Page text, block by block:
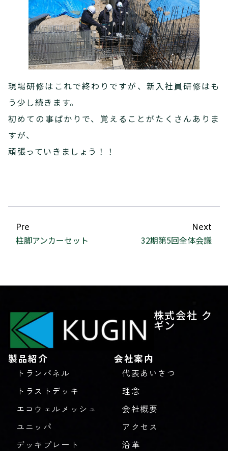
現場研修はこれで終わりですが、新入社員研修はも
う少し続きます。
初めての事ばかりで、覚えることがたくさんありま
すが、
頑張っていきましょう！！
Pre
柱脚アンカーセット
Next
32期第5回全体会議
株式会社 ク
ギン
製品紹介
トランパネル
トラストデッキ
エコウェルメッシュ
ユニッパ
デッキプレート
会社案内
代表あいさつ
理念
会社概要
アクセス
沿革